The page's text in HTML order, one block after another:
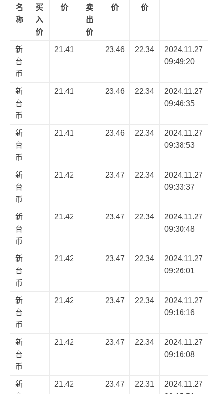
名
称
买
入
价
价
卖
出
价
价
价
新
台
币
21.41 23.46 22.34
2024.11.27
09:49:20
新
台
币
21.41 23.46 22.34
2024.11.27
09:46:35
新
台
币
21.41 23.46 22.34
2024.11.27
09:38:53
新
台
币
21.42 23.47 22.34
2024.11.27
09:33:37
新
台
币
21.42 23.47 22.34
2024.11.27
09:30:48
新
台
币
21.42 23.47 22.34
2024.11.27
09:26:01
新
台
币
21.42 23.47 22.34
2024.11.27
09:16:16
新
台
币
21.42 23.47 22.34
2024.11.27
09:16:08
新
21.42 23.47 22.31
2024.11.27